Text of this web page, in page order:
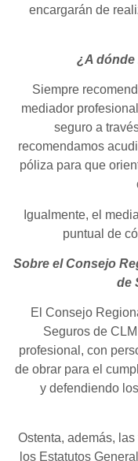
encargarán de
¿A dónde
Siempre
mediador
seguro a
recomendamos
póliza para que
Igualmente, el
puntual de
Sobre el Consejo
de
El Consejo
Seguros de
profesional, con
de obrar para el
y defendiendo
Ostenta, además,
los Estatutos